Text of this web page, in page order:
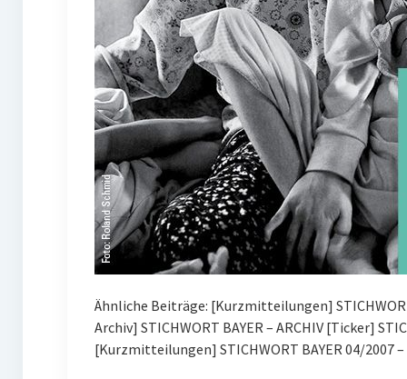
Ähnliche Beiträge: [Kurzmitteilungen]
Archiv] STICHWORT BAYER – ARCHIV [Ticker]
[Kurzmitteilungen] STICHWORT BAYER 04/2007